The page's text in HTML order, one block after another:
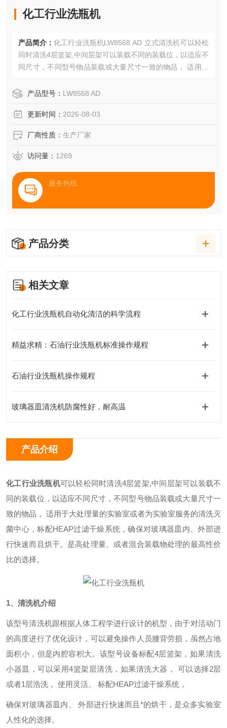
化工行业洗瓶机
产品简介： 化工行业洗瓶机LW8568 AD 立式清洗机可以轻松
同时清洗4层篮架,中间层架可以装载不同的装载位，以适应不
同尺寸，不同型号物品装载或大量尺寸一致的物品， 适用于
EAP过滤干燥系统，确保对玻璃器皿内、外部进行快速而且*
选择。
产品型号： LW8568 AD
更新时间： 2026-08-03
厂商性质： 生产厂家
访问量： 1269
服务热线
产品分类
相关文章
化工行业洗瓶机自动化清洁的科学流程
精益求精：石油行业洗瓶机标准操作规程
石油行业洗瓶机操作规程
玻璃器皿清洗机防腐性好，耐高温
产品介绍
化工行业洗瓶机可以轻松同时清洗4层篮架,中间层架可以装载不
同的装载位，以适应不同尺寸，不同型号物品装载或大量尺寸一
致的物品， 适用于大处理量的实验室或者为实验室服务的清洗灭
菌中心，标配HEAP过滤干燥系统，确保对玻璃器皿内、外部进
行快速而且烘干。是高处理量、或者混合装载物处理的最高性价
比的选择。
1、清洗机介绍
该型号清洗机跟根据人体工程学进行设计的机型，由于对活动门
的高度进行了优化设计，可以避免操作人员腰背劳损，虽然占地
面积小，但是内腔容积大。该型号设备标配4层篮架，如果清洗
小器皿，可以采用4篮架层清洗，如果清洗大器， 可以选择2层
或者1层浩洗， 使用灵活。 标配HEAP过滤干燥系统，
确保对玻璃器皿内、
外部进行快速而且*的烘干，是众多实验室
人性化的选择。